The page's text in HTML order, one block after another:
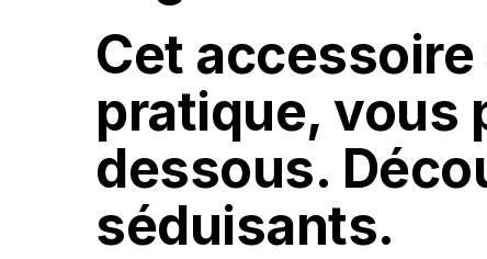
Cet accessoire
pratique, vous
dessous.
séduisants.